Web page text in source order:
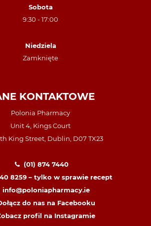
Sobota
9:30 - 17:00
Niedziela
Zamknięte
KONTAKTOWE
Polonia Pharmacy
Unit 4, Kings Court
King Street, Dublin, D07 TX23
(01) 874 7440
8259 – tylko w sprawie recept
info@poloniapharmacy.ie
do nas na Facebooku
profil na Instagramie